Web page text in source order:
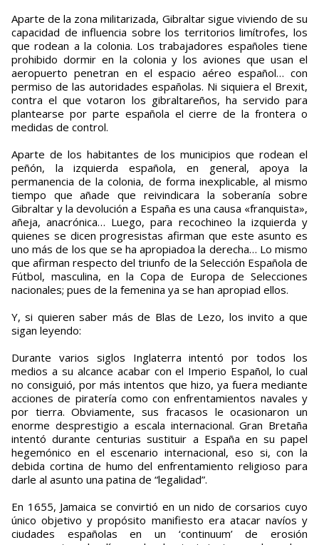
Aparte de la zona militarizada, Gibraltar sigue viviendo de su
capacidad de influencia sobre los territorios limítrofes, los
que rodean a la colonia. Los trabajadores españoles tiene
prohibido dormir en la colonia y los aviones que usan el
aeropuerto penetran en el espacio aéreo español… con
permiso de las autoridades españolas. Ni siquiera el Brexit,
contra el que votaron los gibraltareños, ha servido para
plantearse por parte española el cierre de la frontera o
medidas de control.
Aparte de los habitantes de los municipios que rodean el
peñón, la izquierda española, en general, apoya la
permanencia de la colonia, de forma inexplicable, al mismo
tiempo que añade que reivindicara la soberanía sobre
Gibraltar y la devolución a España es una causa «franquista»,
añeja, anacrónica… Luego, para recochineo la izquierda y
quienes se dicen progresistas afirman que este asunto es
uno más de los que se ha apropiadoa la derecha… Lo mismo
que afirman respecto del triunfo de la Selección Española de
Fútbol, masculina, en la Copa de Europa de Selecciones
nacionales; pues de la femenina ya se han apropiad ellos.
Y, si quieren saber más de Blas de Lezo, los invito a que
sigan leyendo:
Durante varios siglos Inglaterra intentó por todos los
medios a su alcance acabar con el Imperio Español, lo cual
no consiguió, por más intentos que hizo, ya fuera mediante
acciones de piratería como con enfrentamientos navales y
por tierra. Obviamente, sus fracasos le ocasionaron un
enorme desprestigio a escala internacional. Gran Bretaña
intentó durante centurias sustituir a España en su papel
hegemónico en el escenario internacional, eso si, con la
debida cortina de humo del enfrentamiento religioso para
darle al asunto una patina de “legalidad”.
En 1655, Jamaica se convirtió en un nido de corsarios cuyo
único objetivo y propósito manifiesto era atacar navíos y
ciudades españolas en un ‘continuum’ de erosión